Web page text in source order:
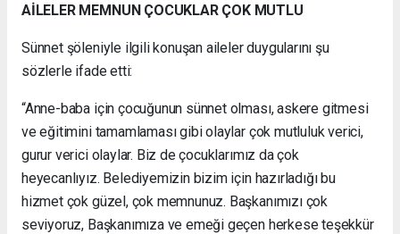
AİLELER MEMNUN ÇOCUKLAR ÇOK MUTLU
Sünnet şöleniyle ilgili konuşan aileler duygularını şu
sözlerle ifade etti:
“Anne-baba için çocuğunun sünnet olması, askere gitmesi
ve eğitimini tamamlaması gibi olaylar çok mutluluk verici,
gurur verici olaylar. Biz de çocuklarımız da çok
heyecanlıyız. Belediyemizin bizim için hazırladığı bu
hizmet çok güzel, çok memnunuz. Başkanımızı çok
seviyoruz, Başkanımıza ve emeği geçen herkese teşekkür